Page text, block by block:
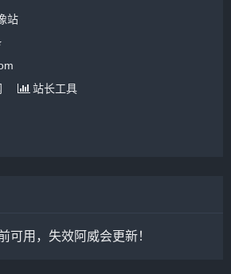
站
站长工具
可用，失效阿威会更新！